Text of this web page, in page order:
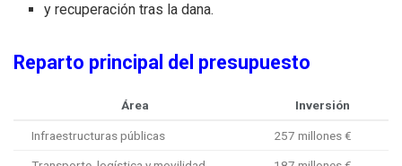
y recuperación tras la dana.
Reparto principal del presupuesto
Área Inversión
Infraestructuras públicas 257 millones €